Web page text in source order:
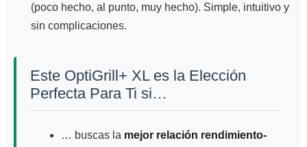
(poco hecho, al punto, muy hecho). Simple, intuitivo y
sin complicaciones.
Este OptiGrill+ XL es la Elección
Perfecta Para Ti si…
… buscas la mejor relación rendimiento-